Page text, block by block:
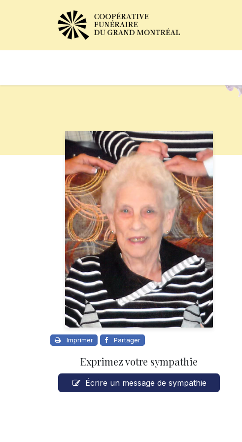
Imprimer Partager
Exprimez votre sympathie
Écrire un message de sympathie